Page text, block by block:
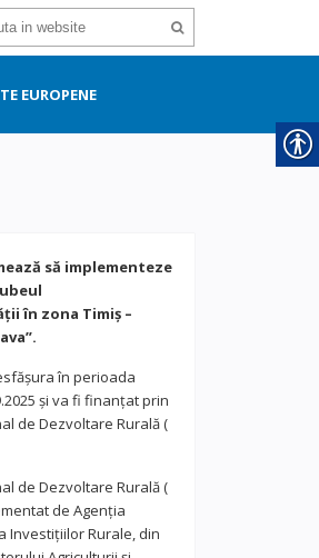
EUROPENE
să implementeze
în zona Timiș –
în perioada
și va fi finanțat prin
de Dezvoltare Rurală (
de Dezvoltare Rurală (
de Agenția
Investițiilor Rurale, din